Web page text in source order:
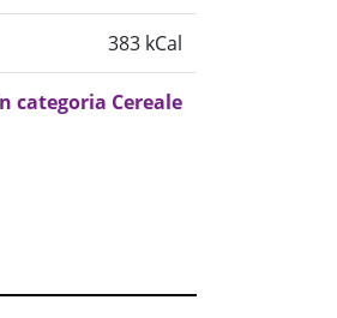
383 kCal
categoria Cereale